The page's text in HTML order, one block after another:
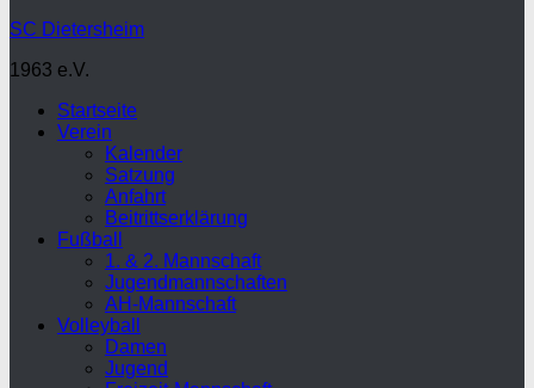
SC Dietersheim
1963 e.V.
Startseite
Verein
Kalender
Satzung
Anfahrt
Beitrittserklärung
Fußball
1. & 2. Mannschaft
Jugendmannschaften
AH-Mannschaft
Volleyball
Damen
Jugend